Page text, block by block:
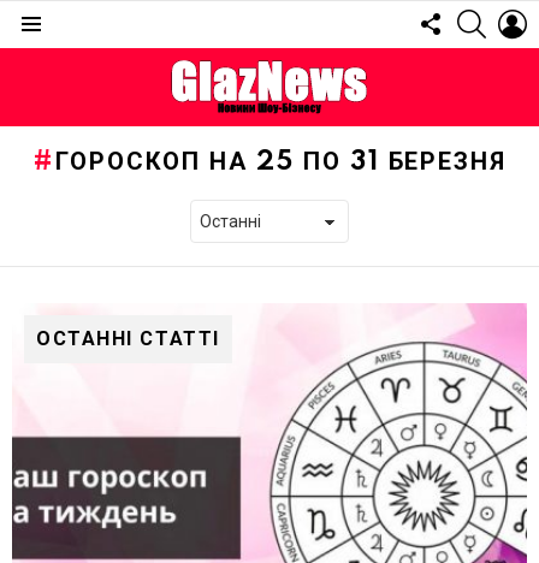
FOLLOW
US
ГОРОСКОП НА 25 ПО 31 БЕРЕЗНЯ
ОСТАННІ СТАТТІ